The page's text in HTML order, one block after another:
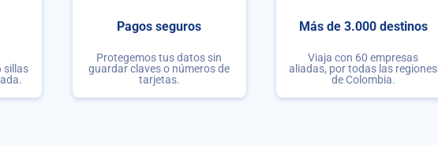
sillas
Pagos seguros
Protegemos tus datos sin
guardar claves o números de
tarjetas.
Más de 3.000 destinos
Viaja con 60 empresas
aliadas, por todas las regiones
de Colombia.